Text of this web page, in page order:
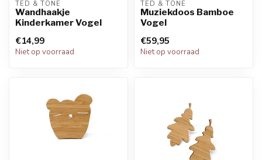
TED & TONE
Wandhaakje
Kinderkamer Vogel
€14,99
Niet op voorraad
TED & TONE
Muziekdoos Bamboe
Vogel
€59,95
Niet op voorraad